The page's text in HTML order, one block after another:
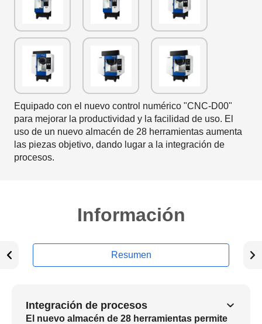
Equipado con el nuevo control numérico "CNC-D00"
para mejorar la productividad y la facilidad de uso. El
uso de un nuevo almacén de 28 herramientas aumenta
las piezas objetivo, dando lugar a la integración de
procesos.
Información
Resumen
Integración de procesos
El nuevo almacén de 28 herramientas permite